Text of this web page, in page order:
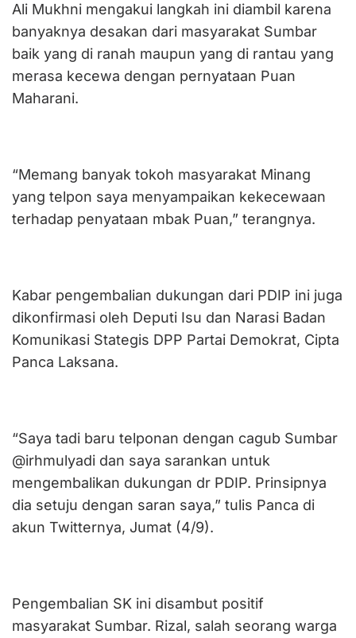
Ali Mukhni mengakui langkah ini diambil karena
banyaknya desakan dari masyarakat Sumbar
baik yang di ranah maupun yang di rantau yang
merasa kecewa dengan pernyataan Puan
Maharani.
“Memang banyak tokoh masyarakat Minang
yang telpon saya menyampaikan kekecewaan
terhadap penyataan mbak Puan,” terangnya.
Kabar pengembalian dukungan dari PDIP ini juga
dikonfirmasi oleh Deputi Isu dan Narasi Badan
Komunikasi Stategis DPP Partai Demokrat, Cipta
Panca Laksana.
“Saya tadi baru telponan dengan cagub Sumbar
@irhmulyadi dan saya sarankan untuk
mengembalikan dukungan dr PDIP. Prinsipnya
dia setuju dengan saran saya,” tulis Panca di
akun Twitternya, Jumat (4/9).
Pengembalian SK ini disambut positif
masyarakat Sumbar. Rizal, salah seorang warga